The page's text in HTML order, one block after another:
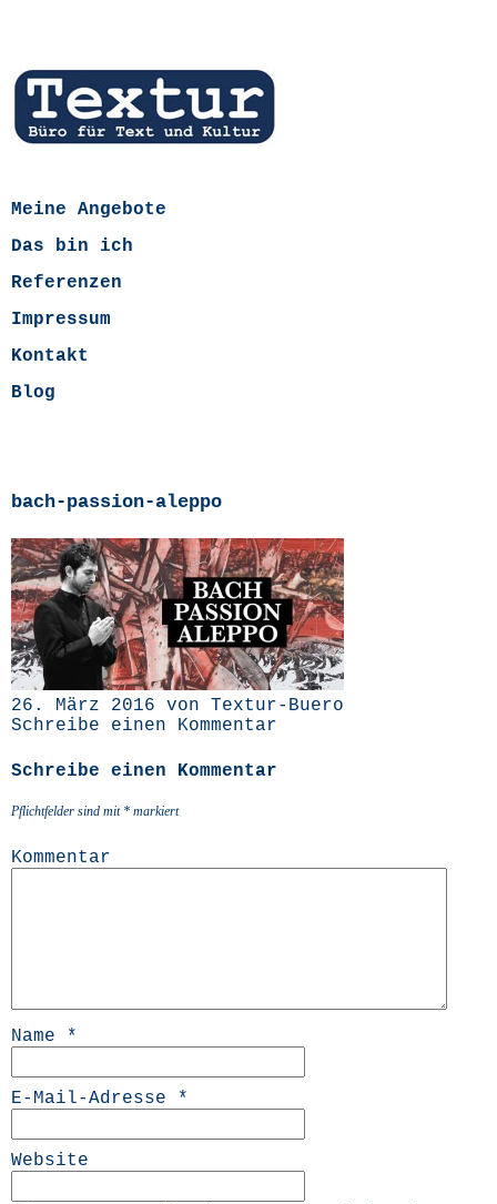
Meine Angebote
Das bin ich
Referenzen
Impressum
Kontakt
Blog
bach-passion-aleppo
26. März 2016 von Textur-Buero
Schreibe einen Kommentar
Schreibe einen Kommentar
Pflichtfelder sind mit * markiert
Kommentar
Name *
E-Mail-Adresse *
Website